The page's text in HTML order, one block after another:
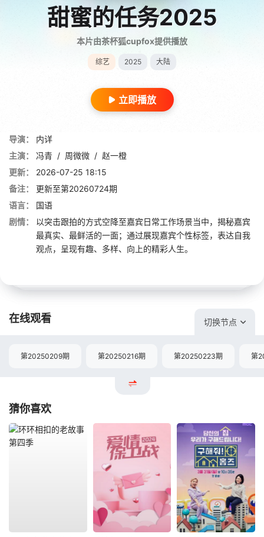
甜蜜的任务2025
本片由茶杯狐cupfox提供播放
综艺 2025 大陆
立即播放
导演：
内详
主演：
冯青 / 周微微 / 赵一橙
更新：
2026-07-25 18:15
备注：
更新至第20260724期
语言：
国语
剧情：
以突击跟拍的方式空降至嘉宾日常工作场景当中，揭秘嘉宾
最真实、最鲜活的一面；通过展现嘉宾个性标签，表达自我
观点，呈现有趣、多样、向上的精彩人生。
在线观看 切换节点
第20250209期 第20250216期 第20250223期 第
猜你喜欢